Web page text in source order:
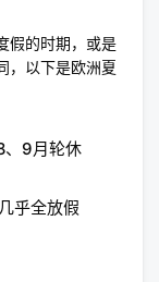
假的时期，或是
，以下是欧洲夏
9月轮休
乎全放假